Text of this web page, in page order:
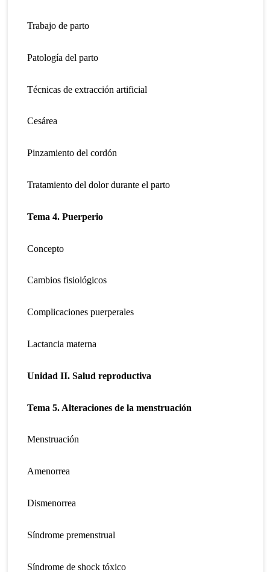
Trabajo de parto
Patología del parto
Técnicas de extracción artificial
Cesárea
Pinzamiento del cordón
Tratamiento del dolor durante el parto
Tema 4. Puerperio
Concepto
Cambios fisiológicos
Complicaciones puerperales
Lactancia materna
Unidad II. Salud reproductiva
Tema 5. Alteraciones de la menstruación
Menstruación
Amenorrea
Dismenorrea
Síndrome premenstrual
Síndrome de shock tóxico